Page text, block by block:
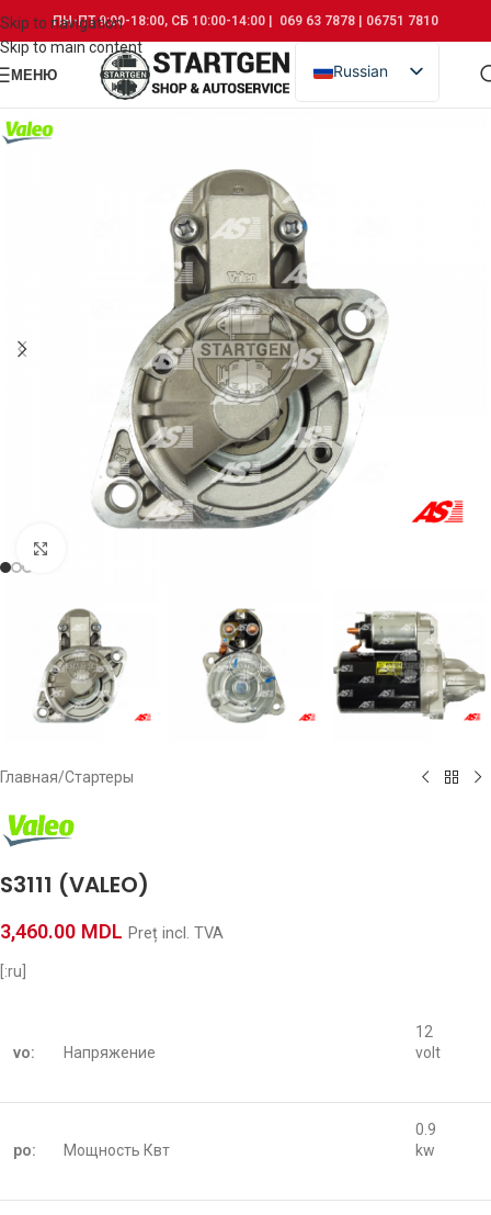
Skip to navigation
Skip to main content
ПН-ПТ 9:00-18:00, СБ 10:00-14:00 | 069 63 7878 | 06751 7810
МЕНЮ
Russian
Romanian
Главная/Стартеры
S3111 (VALEO)
3,460.00 MDL Preț incl. TVA
[:ru]
vo: Напряжение
12
volt
po: Мощность Квт
0.9
kw